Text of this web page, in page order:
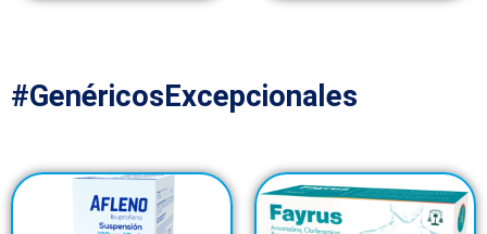
#GenéricosExcepcionales